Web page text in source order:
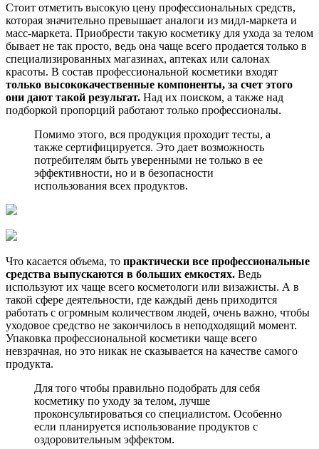
Стоит отметить высокую цену профессиональных средств,
которая значительно превышает аналоги из мидл-маркета и
масс-маркета. Приобрести такую косметику для ухода за телом
бывает не так просто, ведь она чаще всего продается только в
специализированных магазинах, аптеках или салонах
красоты. В состав профессиональной косметики входят
только высококачественные компоненты, за счет этого
они дают такой результат. Над их поиском, а также над
подборкой пропорций работают только профессионалы.
Помимо этого, вся продукция проходит тесты, а
также сертифицируется. Это дает возможность
потребителям быть уверенными не только в ее
эффективности, но и в безопасности
использования всех продуктов.
Что касается объема, то практически все профессиональные
средства выпускаются в больших емкостях. Ведь
используют их чаще всего косметологи или визажисты. А в
такой сфере деятельности, где каждый день приходится
работать с огромным количеством людей, очень важно, чтобы
уходовое средство не закончилось в неподходящий момент.
Упаковка профессиональной косметики чаще всего
невзрачная, но это никак не сказывается на качестве самого
продукта.
Для того чтобы правильно подобрать для себя
косметику по уходу за телом, лучше
проконсультироваться со специалистом. Особенно
если планируется использование продуктов с
оздоровительным эффектом.